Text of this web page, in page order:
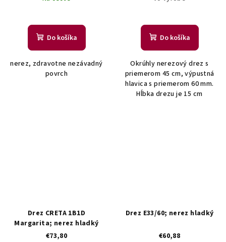
Do košíka
nerez, zdravotne nezávadný
povrch
Do košíka
Okrúhly nerezový drez s
priemerom 45 cm, výpustná
hlavica s priemerom 60 mm.
Hĺbka drezu je 15 cm
Drez CRETA 1B1D
Margarita; nerez hladký
€73,80
Drez E33/60; nerez hladký
€60,88